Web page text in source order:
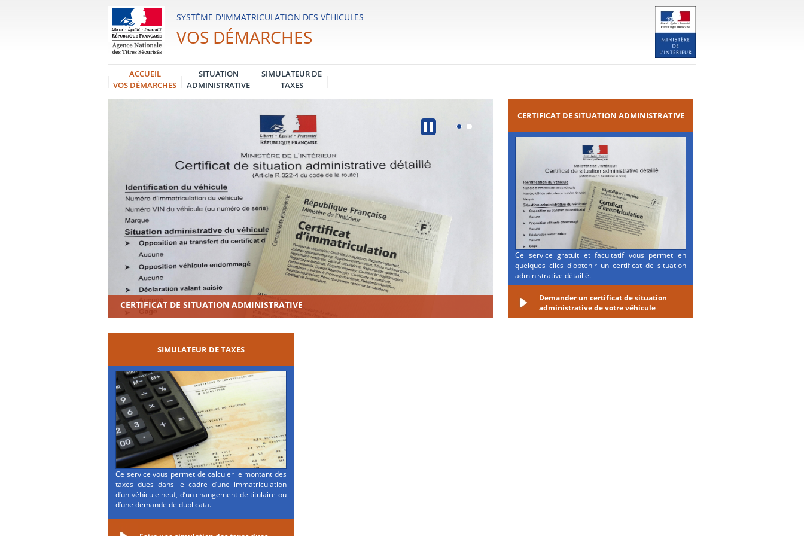
Système
d'Immatriculation
des
Véhicules
SYSTÈME D'IMMATRICULATION DES VÉHICULES
VOS DÉMARCHES
ACCUEIL
VOS DÉMARCHES
SITUATION
ADMINISTRATIVE
SIMULATEUR DE
TAXES
CERTIFICAT DE SITUATION ADMINISTRATIVE
CERTIFICAT DE SITUATION ADMINISTRATIVE
Ce service gratuit et facultatif vous permet en
quelques clics d'obtenir un certificat de situation
administrative détaillé.
Demander un certificat de situation
administrative de votre véhicule
SIMULATEUR DE TAXES
Ce service vous permet de calculer le montant des
taxes dues dans le cadre d’une immatriculation
d’un véhicule neuf, d’un changement de titulaire ou
d’une demande de duplicata.